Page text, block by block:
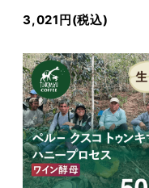
3,021円(税込)